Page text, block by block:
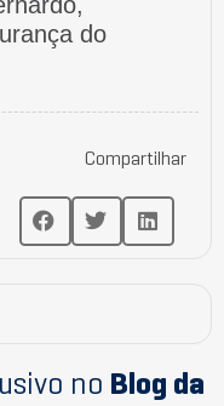
do
Compartilhar
no Blog da